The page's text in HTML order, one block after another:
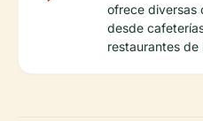
ofrece diversas
desde
restaurantes de